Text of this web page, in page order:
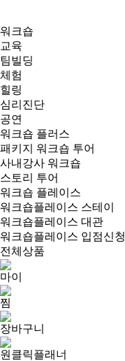
워크숍
교육
팀빌딩
체험
힐링
심리진단
공연
워크숍 플러스
패키지 워크숍 투어
사내강사 워크숍
스토리 투어
워크숍 플레이스
워크숍플레이스 스테이
워크숍플레이스 대관
워크숍플레이스 입점신청
전체상품
마이
찜
장바구니
원클릭플래너